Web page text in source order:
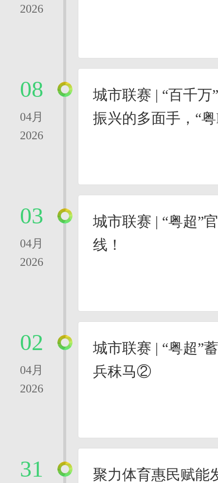
2026
08
04月
2026
城市联赛 | “百千
振兴的多面手，“
03
04月
2026
城市联赛 | “粤超”
线！
02
04月
2026
城市联赛 | “粤超”
兵秣马②
31
聚力体育惠民赋能